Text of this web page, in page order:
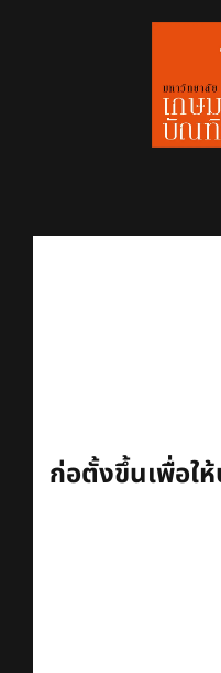
ก่อตั้งขึ้นเพื่อใ